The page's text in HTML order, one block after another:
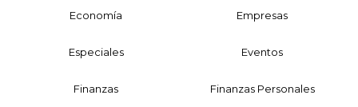
Economía Empresas
Especiales Eventos
Finanzas Finanzas Personales